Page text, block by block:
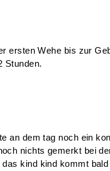
ersten Wehe bis zur
Stunden.
an dem tag noch ein
nichts gemerkt bei
kind kind kommt